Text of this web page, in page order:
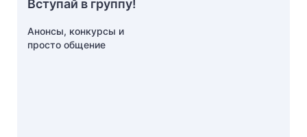
Вступай в группу!
Анонсы, конкурсы и
просто общение